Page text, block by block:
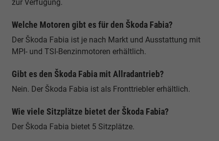
zur Verfügung.
Welche Motoren gibt es für den Škoda Fabia?
Der Škoda Fabia ist je nach Markt und Ausstattung mit
MPI- und TSI-Benzinmotoren erhältlich.
Gibt es den Škoda Fabia mit Allradantrieb?
Nein. Der Škoda Fabia ist als Fronttriebler erhältlich.
Wie viele Sitzplätze bietet der Škoda Fabia?
Der Škoda Fabia bietet 5 Sitzplätze.